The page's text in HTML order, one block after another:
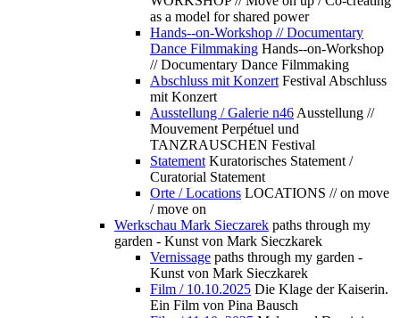
as a model for shared power
Hands--on-Workshop // Documentary
Dance Filmmaking Hands--on-Workshop
// Documentary Dance Filmmaking
Abschluss mit Konzert Festival Abschluss
mit Konzert
Ausstellung / Galerie n46 Ausstellung //
Mouvement Perpétuel und
TANZRAUSCHEN Festival
Statement Kuratorisches Statement /
Curatorial Statement
Orte / Locations LOCATIONS // on move
/ move on
Werkschau Mark Sieczarek paths through my
garden - Kunst von Mark Sieczkarek
Vernissage paths through my garden -
Kunst von Mark Sieczkarek
Film / 10.10.2025 Die Klage der Kaiserin.
Ein Film von Pina Bausch